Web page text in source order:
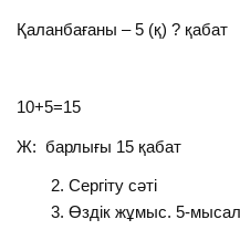
Қаланбағаны – 5 (қ) ? қабат
10+5=15
Ж: барлығы 15 қабат
Сергіту сәті
Өздік жұмыс. 5-мысал.